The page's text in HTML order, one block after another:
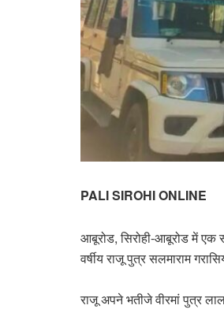
PALI SIROHI ONLINE
आबूरोड, सिरोही-आबूरोड में एक
वर्षीय राजू पुत्र सलमाराम
राजू अपने भतीजे वीरमां पुत्र